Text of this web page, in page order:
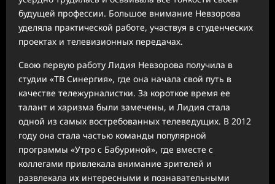
будущей профессии. Большое внимание Невзорова
уделяла практической работе, участвуя в студенческих
проектах и телевизионных передачах.
Свою первую работу Лидия Невзорова получила в
студии «ТВ Синергия», где она начала свой путь в
качестве тележурналистки. За короткое время ее
талант и харизма были замечены, и Лидия стала
одной из самых востребованных телеведущих. В 2012
году она стала частью команды популярной
программы «Утро с Бабуриной», где вместе с
коллегами привлекала внимание зрителей и
развлекала их интересными и познавательными